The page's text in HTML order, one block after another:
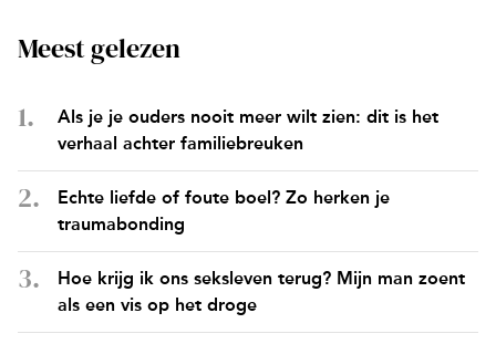
Meest gelezen
Als je je ouders nooit meer wilt zien: dit is het
verhaal achter familiebreuken
Echte liefde of foute boel? Zo herken je
traumabonding
Hoe krijg ik ons seksleven terug? Mijn man zoent
als een vis op het droge